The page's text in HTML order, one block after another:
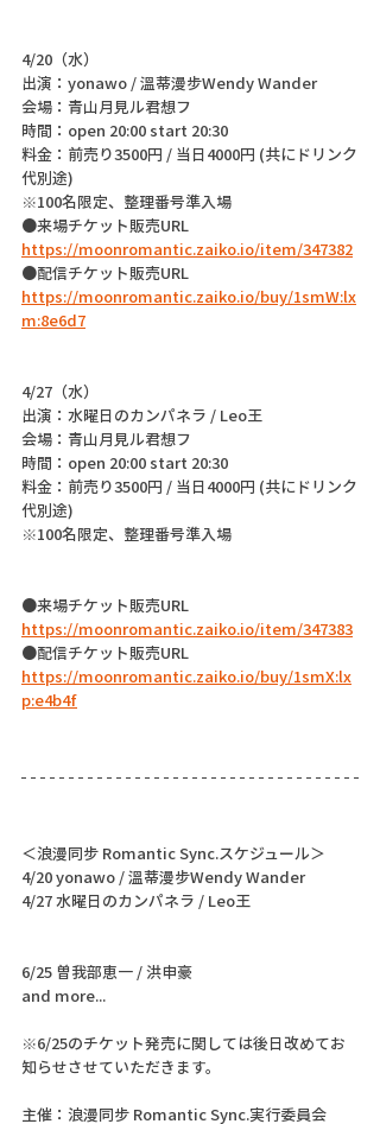
4/20（水）
出演：yonawo / 溫蒂漫步Wendy Wander
会場：青山月見ル君想フ
時間：open 20:00 start 20:30
料金：前売り3500円 / 当日4000円 (共にドリンク
代別途)
※100名限定、整理番号準入場
●来場チケット販売URL
https://moonromantic.zaiko.io/item/347382
●配信チケット販売URL
https://moonromantic.zaiko.io/buy/1smW:lx
m:8e6d7
4/27（水）
出演：水曜日のカンパネラ / Leo王
会場：青山月見ル君想フ
時間：open 20:00 start 20:30
料金：前売り3500円 / 当日4000円 (共にドリンク
代別途)
※100名限定、整理番号準入場
●来場チケット販売URL
https://moonromantic.zaiko.io/item/347383
●配信チケット販売URL
https://moonromantic.zaiko.io/buy/1smX:lx
p:e4b4f
＜浪漫同步 Romantic Sync.スケジュール＞
4/20 yonawo / 溫蒂漫步Wendy Wander
4/27 水曜日のカンパネラ / Leo王
6/25 曽我部恵一 / 洪申豪
and more...
※6/25のチケット発売に関しては後日改めてお
知らせさせていただきます。
主催：浪漫同步 Romantic Sync.実行委員会